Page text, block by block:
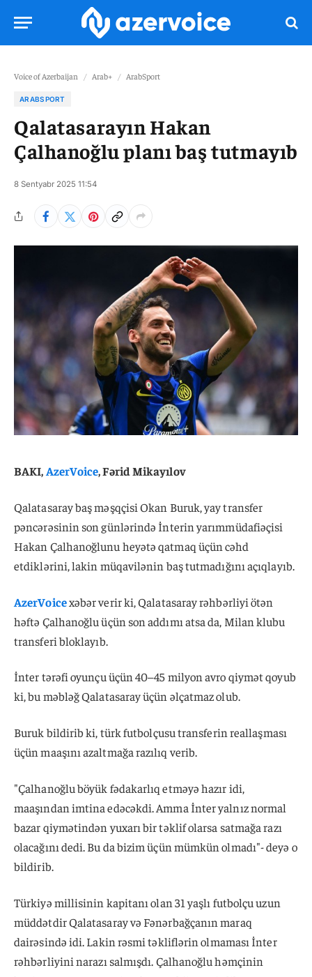
Voice of Azerbaijan / Arab+ / ArabSport
ARABSPORT
Qalatasarayın Hakan
Çalhanoğlu planı baş tutmayıb
8 Sentyabr 2025 11:54
BAKI,AzerVoice, Fərid Mikayılov
Qalatasaray baş məşqçisi Okan Buruk, yay transfer
pəncərəsinin son günlərində İnterin yarımmüdafiəçisi
Hakan Çalhanoğlunu heyətə qatmaq üçün cəhd
etdiklərini, lakin müqavilənin baş tutmadığını açıqlayıb.
AzerVoicexəbər verir ki, Qalatasaray rəhbərliyi ötən
həftə Çalhanoğlu üçün son addımı atsa da, Milan klubu
transferi bloklayıb.
İnter tərəfi oyunçu üçün 40–45 milyon avro qiymət qoyub
ki, bu məbləğ Qalatasaray üçün əlçatmaz olub.
Buruk bildirib ki, türk futbolçusu transferin reallaşması
üçün maaşını azaltmağa razılıq verib.
"Çalhanoğlu böyük fədakarlıq etməyə hazır idi,
maaşından imtina edəcəkdi. Amma İnter yalnız normal
bazar qiymətindən yuxarı bir təklif olarsa satmağa razı
olacağını dedi. Bu da bizim üçün mümkün olmadı"- deyə o
bildirib.
Türkiyə millisinin kapitanı olan 31 yaşlı futbolçu uzun
müddətdir Qalatasaray və Fənərbağçanın maraq
dairəsində idi. Lakin rəsmi təkliflərin olmaması İnter
rəhbərliyini narazı salmışdı. Çalhanoğlu həmçinin